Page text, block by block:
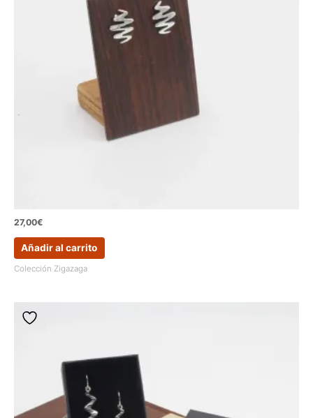
27,00€
Añadir al carrito
Colección Zigazaga